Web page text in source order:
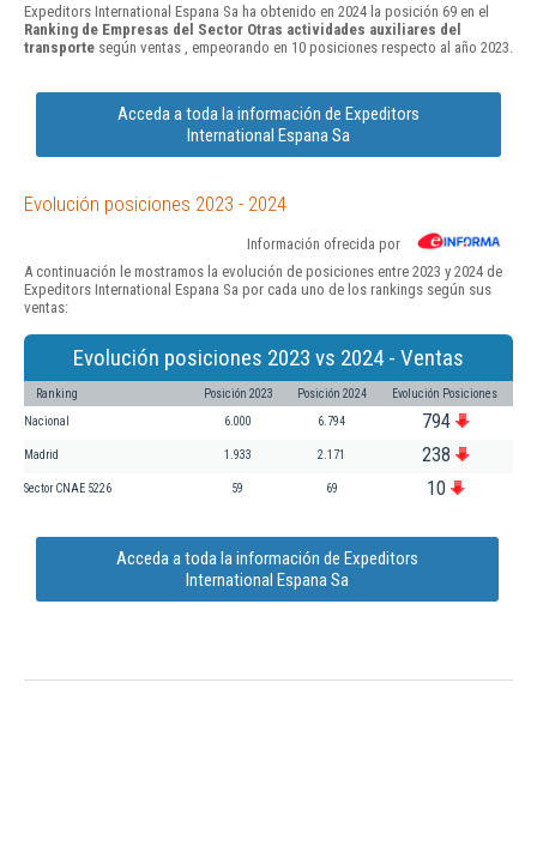
Expeditors International Espana Sa ha obtenido en 2024 la posición 69 en el
Ranking de Empresas del Sector Otras actividades auxiliares del
transporte según ventas , empeorando en 10 posiciones respecto al año 2023.
Acceda a toda la información de Expeditors
International Espana Sa
Evolución posiciones 2023 - 2024
Información ofrecida por
A continuación le mostramos la evolución de posiciones entre 2023 y 2024 de
Expeditors International Espana Sa por cada uno de los rankings según sus
ventas:
Evolución posiciones 2023 vs 2024 - Ventas
Ranking Posición 2023 Posición 2024 Evolución Posiciones
Nacional 6.000 6.794 794
Madrid 1.933 2.171 238
Sector CNAE 5226 59 69 10
Acceda a toda la información de Expeditors
International Espana Sa